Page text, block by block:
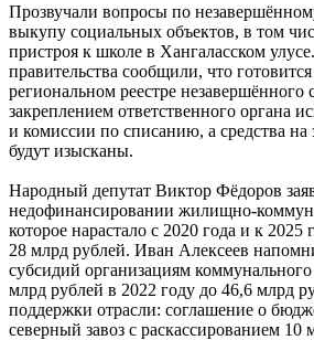
Прозвучали вопросы по
выкупу социальных объектов, в том
пристроя к школе в Хангаласском
правительства сообщили, что
региональном реестре незавершённого
закреплением ответственного органа
и комиссии по списанию, а средства на
будут изысканы.
Народный депутат Виктор Фёдоров
недофинансировании жилищно-
которое нарастало с 2020 года и к 2025
28 млрд рублей. Иван Алексеев
субсидий организациям
млрд рублей в 2022 году до 46,6 млрд
поддержки отрасли: соглашение о
северный завоз с раскассированием 10